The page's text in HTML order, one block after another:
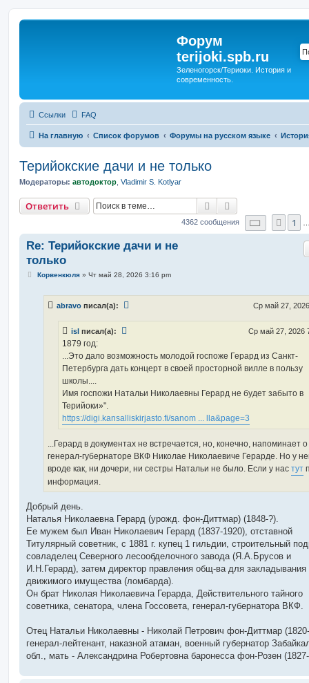
Форум
terijoki.spb.ru
Зеленогорск/Териоки. История и
современность.
Ссылки FAQ
На главную Список форумов Форумы на русском языке
Терийокские дачи и не только
Модераторы: автодоктор Vladimir S. Kotlyar
Ответить Поиск
4362 сообщения Страница
1
Re: Терийокские дачи и не
только
СКорвенкюля» Чт май 28, 2026 3:16 pm
abravo писал(а): Ср май 27,
isl писал(а): Ср май 27, 2026
1879 год:
...Это дало возможность молодой госпоже Герард из Санкт-
Петербурга дать концерт в своей просторной вилле в пользу
школы....
Имя госпожи Натальи Николаевны Герард не будет забыто в
Терийоки»".
https://digi.kansalliskirjasto.fi/sanom ... lla&page=3
...Герард в документах не встречается, но, конечно, напоминает о
генерал-губернаторе ВКФ Николае Николаевиче Герарде. Но у
вроде как, ни дочери, ни сестры Натальи не было. Если у нас тут
информация.
Добрый день.
Наталья Николаевна Герард (урожд. фон-Диттмар) (1848-?).
Ее мужем был Иван Николаевич Герард (1837-1920), отставной
Титулярный советник, с 1881 г. купец 1 гильдии, строительный
совладелец Северного лесообделочного завода (Я.А.Брусов и
И.Н.Герард), затем директор правления общ-ва для закладывания
движимого имущества (ломбарда).
Он брат Николая Николаевича Герарда, Действительного тайного
советника, сенатора, члена Госсовета, генерал-губернатора ВКФ.
Отец Натальи Николаевны - Николай Петрович фон-Диттмар
генерал-лейтенант, наказной атаман, военный губернатор
обл., мать - Александрина Робертовна баронесса фон-Розен